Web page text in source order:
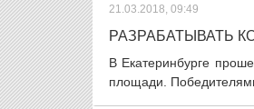
21.03.2018, 09:49
РАЗРАБАТЫВАТЬ
В Екатеринбурге
площади.